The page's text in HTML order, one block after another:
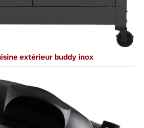
extérieur buddy inox